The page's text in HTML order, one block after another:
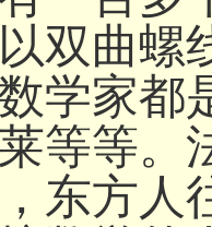
双曲螺
学家都
等等。
东方人